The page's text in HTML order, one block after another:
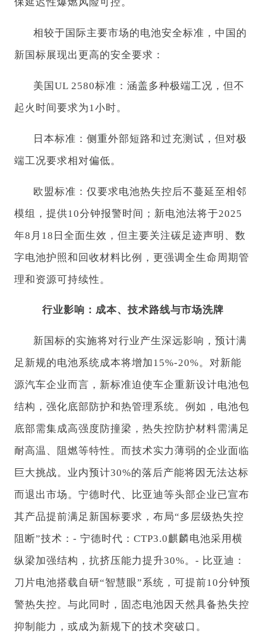
保延迟性爆燃风险可控。
相较于国际主要市场的电池安全标准，中国的
新国标展现出更高的安全要求：
美国UL 2580标准：涵盖多种极端工况，但不
起火时间要求为1小时。
日本标准：侧重外部短路和过充测试，但对极
端工况要求相对偏低。
欧盟标准：仅要求电池热失控后不蔓延至相邻
模组，提供10分钟报警时间；新电池法将于2025
年8月18日全面生效，但主要关注碳足迹声明、数
字电池护照和回收材料比例，更强调全生命周期管
理和资源可持续性。
行业影响：成本、技术路线与市场洗牌
新国标的实施将对行业产生深远影响，预计满
足新规的电池系统成本将增加15%-20%。对新能
源汽车企业而言，新标准迫使车企重新设计电池包
结构，强化底部防护和热管理系统。例如，电池包
底部需集成高强度防撞梁，热失控防护材料需满足
耐高温、阻燃等特性。而技术实力薄弱的企业面临
巨大挑战。业内预计30%的落后产能将因无法达标
而退出市场。宁德时代、比亚迪等头部企业已宣布
其产品提前满足新国标要求，布局“多层级热失控
阻断”技术：- 宁德时代：CTP3.0麒麟电池采用横
纵梁加强结构，抗挤压能力提升30%。- 比亚迪：
刀片电池搭载自研“智慧眼”系统，可提前10分钟预
警热失控。与此同时，固态电池因天然具备热失控
抑制能力，或成为新规下的技术突破口。